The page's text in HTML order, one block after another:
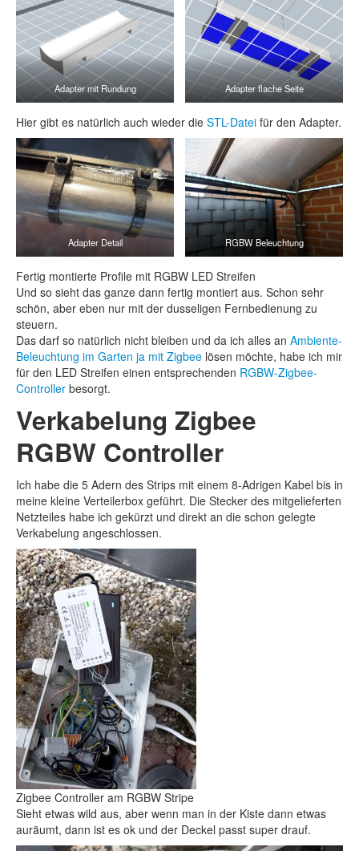
Adapter mit Rundung Adapter flache Seite
Hier gibt es natürlich auch wieder die STL-Datei für den Adapter.
Adapter Detail RGBW Beleuchtung
Fertig montierte Profile mit RGBW LED Streifen
Und so sieht das ganze dann fertig montiert aus. Schon sehr
schön, aber eben nur mit der dusseligen Fernbedienung zu
steuern.
Das darf so natürlich nicht bleiben und da ich alles an Ambiente-
Beleuchtung im Garten ja mit Zigbee lösen möchte, habe ich mir
für den LED Streifen einen entsprechenden RGBW-Zigbee-
Controller besorgt.
Verkabelung Zigbee
RGBW Controller
Ich habe die 5 Adern des Strips mit einem 8-Adrigen Kabel bis in
meine kleine Verteilerbox geführt. Die Stecker des mitgelieferten
Netzteiles habe ich gekürzt und direkt an die schon gelegte
Verkabelung angeschlossen.
Zigbee Controller am RGBW Stripe
Sieht etwas wild aus, aber wenn man in der Kiste dann etwas
auräumt, dann ist es ok und der Deckel passt super drauf.